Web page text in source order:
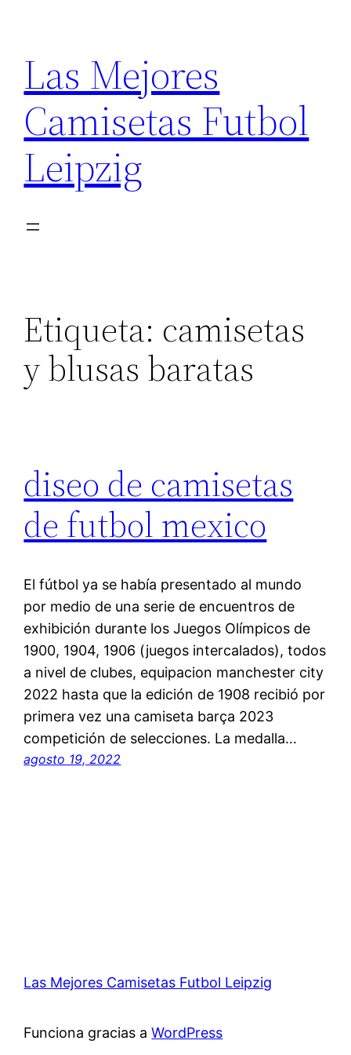
contenido
Las Mejores
Camisetas Futbol
Leipzig
Etiqueta: camisetas
y blusas baratas
diseo de camisetas
de futbol mexico
El fútbol ya se había presentado al mundo
por medio de una serie de encuentros de
exhibición durante los Juegos Olímpicos de
1900, 1904, 1906 (juegos intercalados), todos
a nivel de clubes, equipacion manchester city
2022 hasta que la edición de 1908 recibió por
primera vez una camiseta barça 2023
competición de selecciones. La medalla…
agosto 19, 2022
Las Mejores Camisetas Futbol Leipzig
Funciona gracias aWordPress